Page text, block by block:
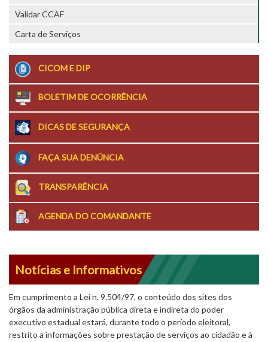
Validar CCAF
Carta de Serviços
CICOM E DIP
BOLETIM DE OCORRÊNCIA
DICAS DE SEGURANÇA
FAÇA SUA DENÚNCIA
TRANSPARÊNCIA
AGENDA DO COMANDANTE
Notícias e Informativos
Em cumprimento a Lei n. 9.504/97, o conteúdo dos sites dos
órgãos da administração pública direta e indireta do poder
executivo estadual estará, durante todo o período eleitoral,
restrito a informações sobre prestação de serviços ao cidadão e à